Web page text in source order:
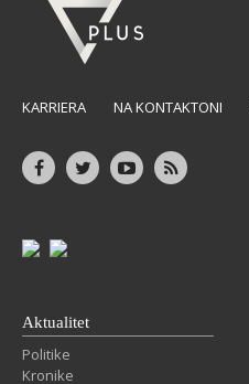
KARRIERA NA KONTAKTONI
Aktualitet
Politike
Kronike